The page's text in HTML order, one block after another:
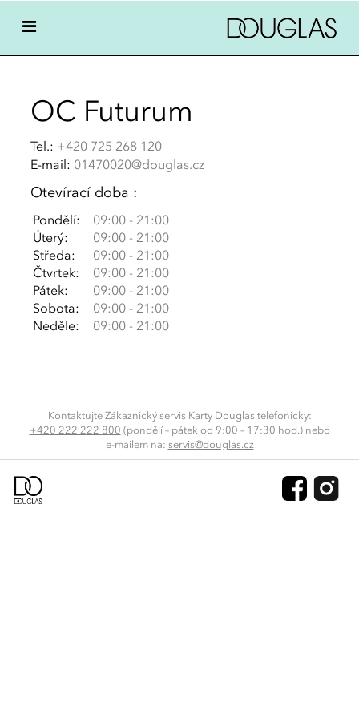
OC Futurum
Tel.: +420 725 268 120
E-mail: 01470020@douglas.cz
Otevírací doba :
Pondělí:
09:00 - 21:00
Úterý:
09:00 - 21:00
Středa:
09:00 - 21:00
Čtvrtek:
09:00 - 21:00
Pátek:
09:00 - 21:00
Sobota:
09:00 - 21:00
Neděle:
09:00 - 21:00
Kontaktujte Zákaznický servis Karty Douglas telefonicky:
+420 222 222 800 (pondělí – pátek od 9:00 – 17:30 hod.) nebo
e-mailemna: servis@douglas.cz